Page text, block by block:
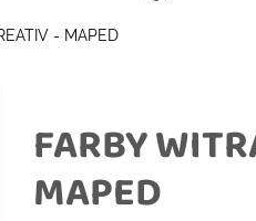
- MAPED
FARBY
MAPED